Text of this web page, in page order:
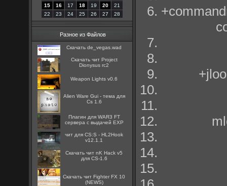
15
16 17 18 19 20
21
22
23 24 25 26 27 28
Разное из Файлов
Скачать de_vegas.wad
Скачать чит Project
Dionysus rc2
Weapon Lights v0.6
Alien Ware Gui - тема для
Cs 1.6
Плагин для WAR3 FT
сервера с выдачей EXP
чит для CS:S - HL2Hook
v12.1.1
Скачать чит nK Hack v5
для CS-1.6
Скачать чит Fighter FX 10
(NEWS)